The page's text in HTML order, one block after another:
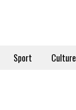
Sport Culture